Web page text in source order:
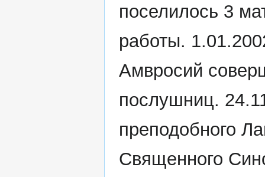
поселилось 3
работы.
Амвросий
послушниц.
преподобного
Священного